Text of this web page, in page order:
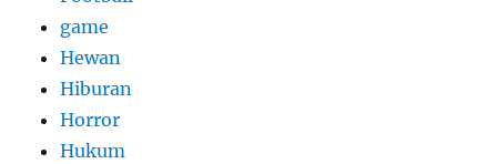
game
Hewan
Hiburan
Horror
Hukum